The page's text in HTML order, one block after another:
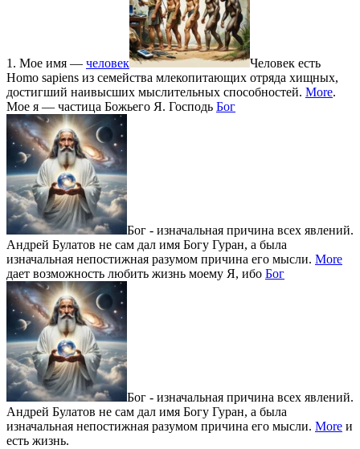
1. Мое имя — человек
Человек есть
Homo sapiens из семейства млекопитающих отряда хищных,
достигший наивысших мыслительных способностей. More.
Мое я — частица Божьего Я. Господь Бог
Бог - изначальная причина всех явлений.
Андрей Булатов не сам дал имя Богу Гуран, а была
изначальная непостижная разумом причина его мысли. More
дает возможность любить жизнь моему Я, ибо Бог
Бог - изначальная причина всех явлений.
Андрей Булатов не сам дал имя Богу Гуран, а была
изначальная непостижная разумом причина его мысли. More и
есть жизнь.